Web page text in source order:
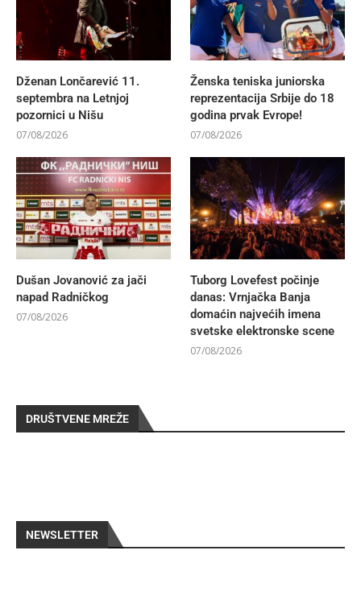
Dženan Lončarević 11.
septembra na Letnjoj
pozornici u Nišu
07/08/2026
Ženska teniska juniorska
reprezentacija Srbije do 18
godina prvak Evrope!
07/08/2026
Dušan Jovanović za jači
napad Radničkog
07/08/2026
Tuborg Lovefest počinje
danas: Vrnjačka Banja
domaćin najvećih imena
svetske elektronske scene
07/08/2026
DRUŠTVENE MREŽE
NEWSLETTER